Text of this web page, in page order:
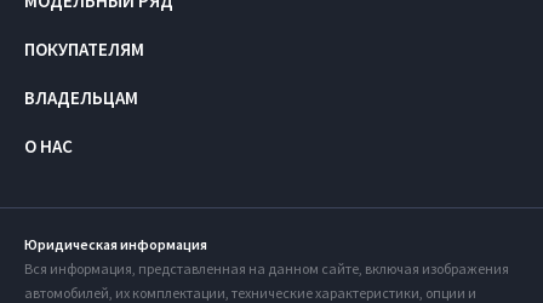
ПОКУПАТЕЛЯМ
ВЛАДЕЛЬЦАМ
О НАС
Юридическая информация
Вся информация, представленная на данном сайте, включая изображения
автомобилей, их комплектации, технические характеристики, опции и